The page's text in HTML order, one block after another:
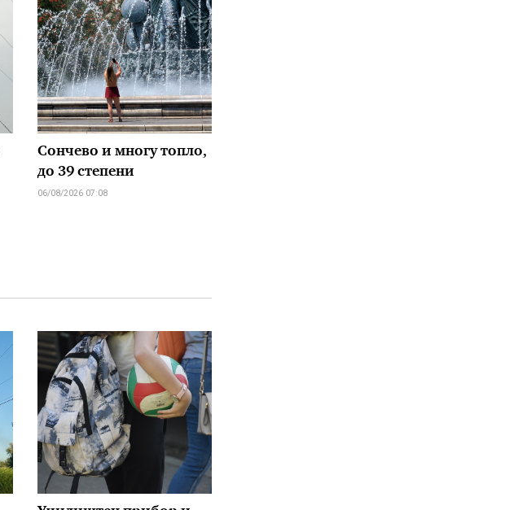
Сончево и многу топло,
до 39 степени
06/08/2026 07:08